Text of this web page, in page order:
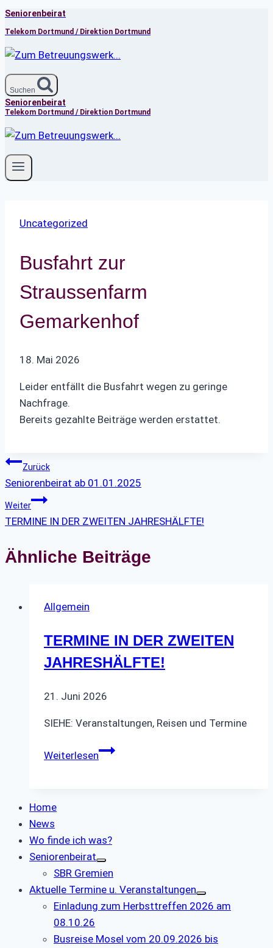
Zum
Inhalt
springen
Seniorenbeirat
Telekom Dortmund / Direktion Dortmund
Suchen
Seniorenbeirat
Telekom Dortmund / Direktion Dortmund
Uncategorized
Busfahrt zur
Straussenfarm
Gemarkenhof
18. Mai 2026
Leider entfällt die Busfahrt wegen zu geringe
Nachfrage.
Bereits gezahlte Beiträge werden erstattet.
Beitragsnavigation
Zurück
Seniorenbeirat ab 01.01.2025
Weiter
TERMINE IN DER ZWEITEN JAHRESHÄLFTE!
Ähnliche Beiträge
Allgemein
TERMINE IN DER ZWEITEN
JAHRESHÄLFTE!
21. Juni 2026
SIEHE: Veranstaltungen, Reisen und Termine
WeiterlesenTERMINE
Home
News
Wo finde ich was?
Seniorenbeirat
SBR Gremien
Aktuelle Termine u. Veranstaltungen
Einladung zum Herbsttreffen 2026 am
08.10.26
Busreise Mosel vom 20.09.2026 bis